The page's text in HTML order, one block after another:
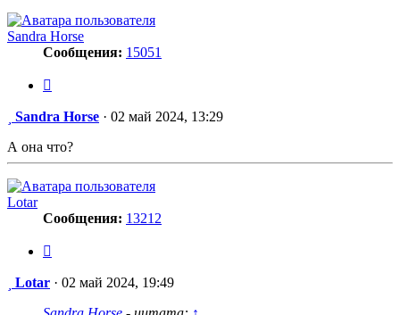
Sandra Horse
Сообщения: 15051
Сообщение
Sandra Horse · 02 май 2024, 13:29
А она что?
Lotar
Сообщения: 13212
Сообщение
Lotar · 02 май 2024, 19:49